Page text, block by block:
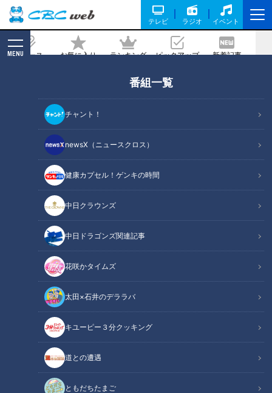
テレビ ラジオ イベント
ニュース お気に入り ランキング ピックアップ 新着記事
MENU
番組一覧
チャント！
newsX（ニュースクロス）
健康カプセル！ゲンキの時間
中日クラウンズ
中日ドラゴンズ関連記事
花咲かタイムズ
太田×石井のデララバ
キユーピー３分クッキング
道との遭遇
ともだちたまご
した日、皮膚の状態は【とても悪い】‥
難病・道化師様魚鱗癬 ～配信型ドキュ
メンタリー「ピエロと呼ばれた息子」第
108話
1時間に１度のペースで襲ってくる…取材した日、皮膚の状態は【とても